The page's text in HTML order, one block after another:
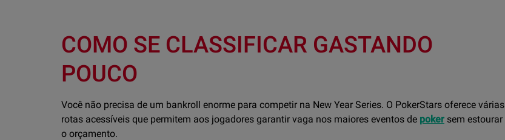
COMO SE CLASSIFICAR GASTANDO
POUCO
Você não precisa de um bankroll enorme para competir na New Year Series. O PokerStars oferece várias
rotas acessíveis que permitem aos jogadores garantir vaga nos maiores eventos de poker sem estourar
o orçamento.